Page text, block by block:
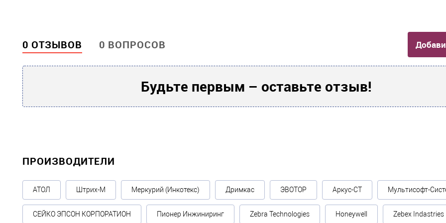
0 ОТЗЫВОВ 0 ВОПРОСОВ
Будьте первым – оставьте отзыв!
ПРОИЗВОДИТЕЛИ
АТОЛ Штрих-М Меркурий (Инкотекс) Дримкас ЭВОТОР Аркус-СТ Мультисофт-
СЕЙКО ЭПСОН КОРПОРАТИОН Пионер Инжиниринг Zebra Technologies Honeywell Zebex Indastries